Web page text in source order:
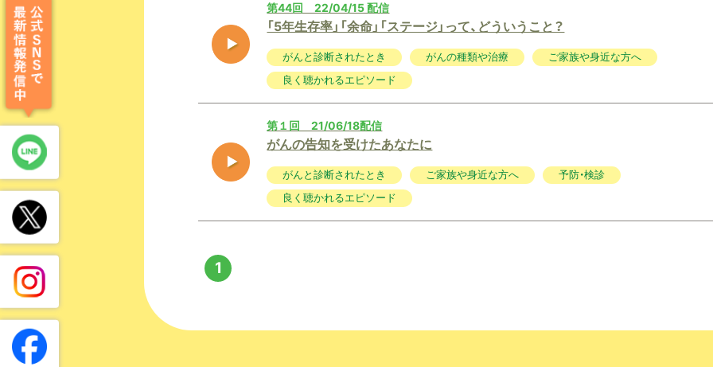
第44回 22/04/15 配信
「5年生存率」「余命」「ステージ」って、どういうこと？
がんと診断されたとき がんの種類や治療
ご家族や身近な方へ
良く聴かれるエピソード
第１回 21/06/18配信
がんの告知を受けたあなたに
がんと診断されたとき ご家族や身近な方へ
予防・検診
良く聴かれるエピソード
1